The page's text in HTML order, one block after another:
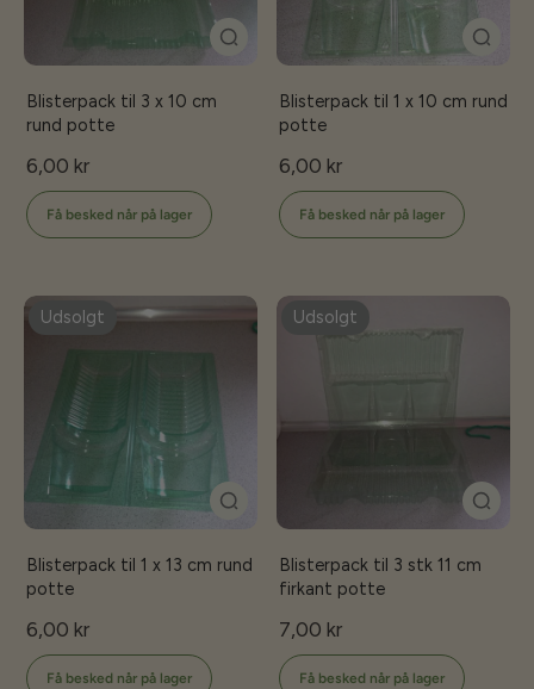
Blisterpack til 3 x 10 cm
rund potte
6,00 kr
Få besked når på lager
Blisterpack til 1 x 10 cm rund
potte
6,00 kr
Få besked når på lager
Udsolgt
Blisterpack til 1 x 13 cm rund
potte
6,00 kr
Få besked når på lager
Udsolgt
Blisterpack til 3 stk 11 cm
firkant potte
7,00 kr
Få besked når på lager